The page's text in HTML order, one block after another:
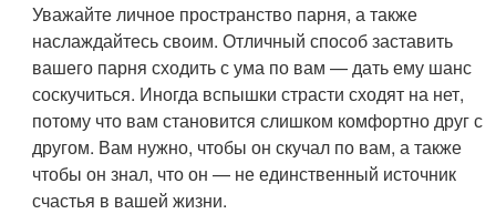
Уважайте личное пространство парня, а также
наслаждайтесь своим. Отличный способ заставить
вашего парня сходить с ума по вам — дать ему шанс
соскучиться. Иногда вспышки страсти сходят на нет,
потому что вам становится слишком комфортно друг с
другом. Вам нужно, чтобы он скучал по вам, а также
чтобы он знал, что он — не единственный источник
счастья в вашей жизни.